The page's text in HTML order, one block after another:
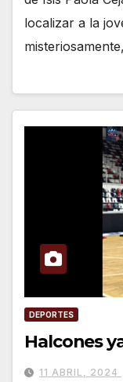
localizar a la
DEPORTES
Halcones
11 ABRIL, 2024